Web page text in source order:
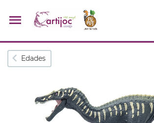
Búsquedas populares
kit kidynight Puzzle
Edades